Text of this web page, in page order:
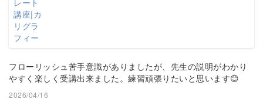
フローリッシュ苦手意識がありましたが、先生の説明がわかり
やすく楽しく受講出来ました。練習頑張りたいと思います😊
2026/04/16